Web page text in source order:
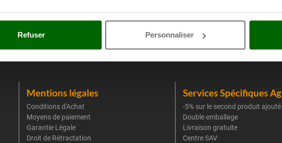
Refuser Personnaliser
Mentions légales
Conditions d'Achat
Moyens de paiement
Garantie Légale
Droit de Rétractation
Services Spécifiques
-5% sur le second produit
Double emballage
Livraison gratuite
Centre SAV